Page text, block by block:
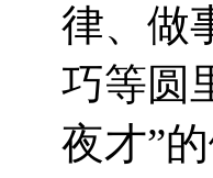
律、做
巧等圆
夜才”